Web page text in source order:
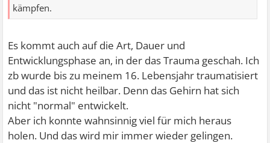
kämpfen.
Es kommt auch auf die Art, Dauer und
Entwicklungsphase an, in der das Trauma geschah. Ich
zb wurde bis zu meinem 16. Lebensjahr traumatisiert
und das ist nicht heilbar. Denn das Gehirn hat sich
nicht "normal" entwickelt.
Aber ich konnte wahnsinnig viel für mich heraus
holen. Und das wird mir immer wieder gelingen.